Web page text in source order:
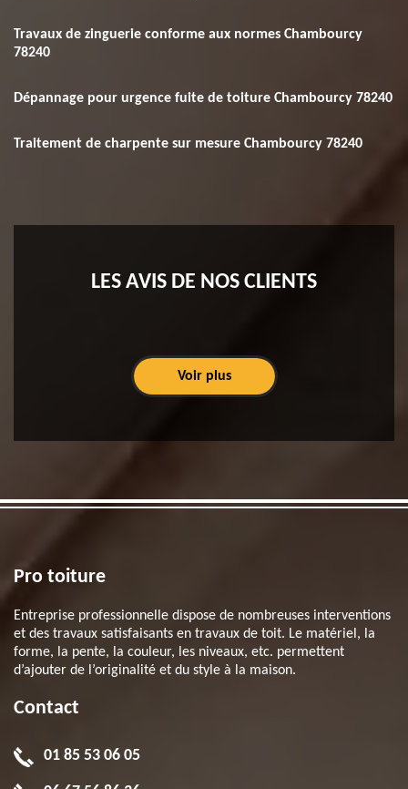
Travaux de zinguerie conforme aux normes Chambourcy
78240
Dépannage pour urgence fuite de toiture Chambourcy 78240
Traitement de charpente sur mesure Chambourcy 78240
LES AVIS DE NOS CLIENTS
Voir plus
Pro toiture
Entreprise professionnelle dispose de nombreuses interventions
et des travaux satisfaisants en travaux de toit. Le matériel, la
forme, la pente, la couleur, les niveaux, etc. permettent
d’ajouter de l’originalité et du style à la maison.
Contact
01 85 53 06 05